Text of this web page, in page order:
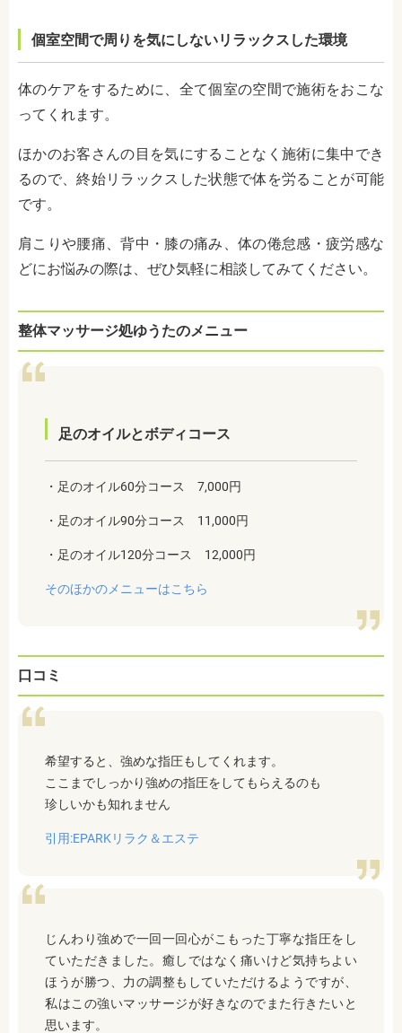
個室空間で周りを気にしないリラックスした環境
体のケアをするために、全て個室の空間で施術をおこな
ってくれます。
ほかのお客さんの目を気にすることなく施術に集中でき
るので、終始リラックスした状態で体を労ることが可能
です。
肩こりや腰痛、背中・膝の痛み、体の倦怠感・疲労感な
どにお悩みの際は、ぜひ気軽に相談してみてください。
整体マッサージ処ゆうたのメニュー
足のオイルとボディコース
・足のオイル60分コース 7,000円
・足のオイル90分コース 11,000円
・足のオイル120分コース 12,000円
そのほかのメニューはこちら
口コミ
希望すると、強めな指圧もしてくれます。
ここまでしっかり強めの指圧をしてもらえるのも
珍しいかも知れません
引用:EPARKリラク＆エステ
じんわり強めで一回一回心がこもった丁寧な指圧をし
ていただきました。癒しではなく痛いけど気持ちよい
ほうが勝つ、力の調整もしていただけるようですが、
私はこの強いマッサージが好きなのでまた行きたいと
思います。